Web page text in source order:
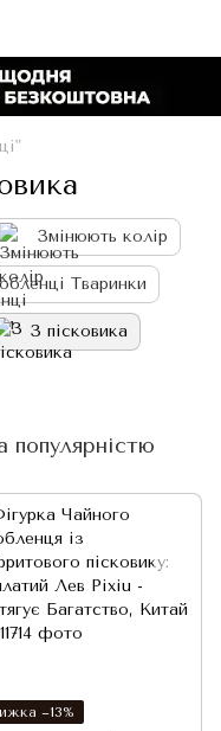
Змінюють колір
Тваринки
З пісковика
популярністю
−13%